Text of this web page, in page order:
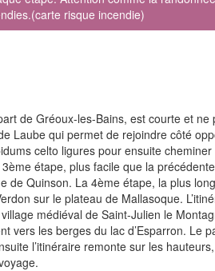
risque incendie)
de Gréoux-les-Bains, est courte et
Laube qui permet de rejoindre côté
celto ligures pour ensuite
étape, plus facile que la
Quinson. La 4ème étape, la plus
sur le plateau de Mallasoque.
médiéval de Saint-Julien le
vers les berges du lac d’Esparron. Le
l’itinéraire remonte sur les